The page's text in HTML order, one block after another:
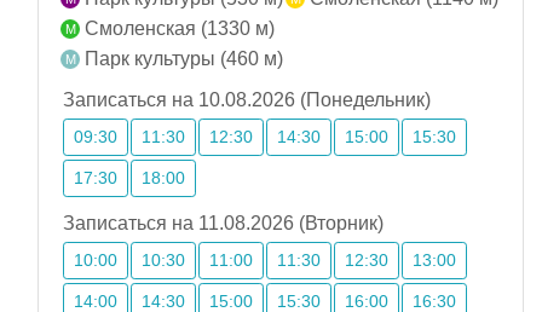
Смоленская (1330 м)
Парк культуры (460 м)
Записаться на 10.08.2026 (Понедельник)
09:30 11:30 12:30 14:30 15:00 15:30
17:30 18:00
Записаться на 11.08.2026 (Вторник)
10:00 10:30 11:00 11:30 12:30 13:00
14:00 14:30 15:00 15:30 16:00 16:30